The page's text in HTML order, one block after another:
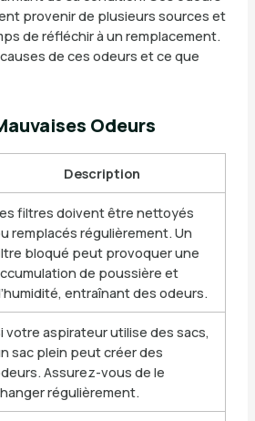
provenir de plusieurs sources et
de réfléchir à un remplacement.
de ces odeurs et ce que
Odeurs
Description
filtres doivent être nettoyés
remplacés régulièrement. Un
bloqué peut provoquer une
de poussière et
entraînant des odeurs.
votre aspirateur utilise des sacs,
sac plein peut créer des
Assurez-vous de le
régulièrement.